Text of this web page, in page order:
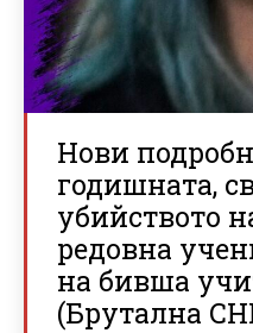
Нови
годишната,
убийството
редовна
на бивша
(Брутална